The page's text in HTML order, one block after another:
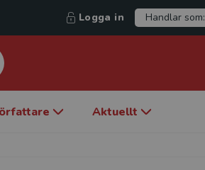
Logga in Handlar som:
Aktuellt